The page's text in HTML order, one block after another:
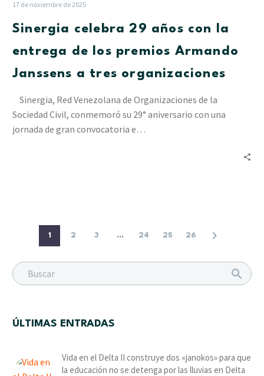
la
entrega
los
Armando
Janssens
a
17 de noviembre de 2025
Sinergia celebra 29 años con la
entrega de los premios Armando
Janssens a tres organizaciones
Sinergia, Red Venezolana de Organizaciones de la
Sociedad Civil, conmemoró su 29° aniversario con una
jornada de gran convocatoria e…
1 2 3 ... 24 25 26
ÚLTIMAS ENTRADAS
Vida en el Delta II construye dos «janokos» para que
la educación no se detenga por las lluvias en Delta